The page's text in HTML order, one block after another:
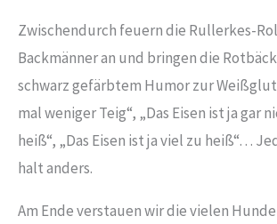
Zwischendurch feuern die Rullerkes-
Backmänner an und bringen die
schwarz gefärbtem Humor zur
mal weniger Teig“, „Das Eisen ist ja gar
heiß“, „Das Eisen ist ja viel zu heiß“…
halt anders.
Am Ende verstauen wir die vielen